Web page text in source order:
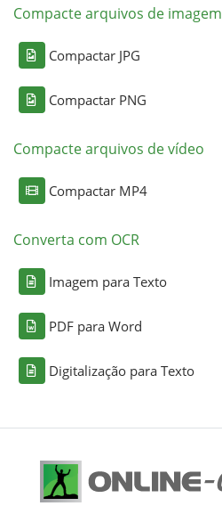
Compacte arquivos de imagem
Compactar JPG
Compactar PNG
Compacte arquivos de vídeo
Compactar MP4
Converta com OCR
Imagem para Texto
PDF para Word
Digitalização para Texto